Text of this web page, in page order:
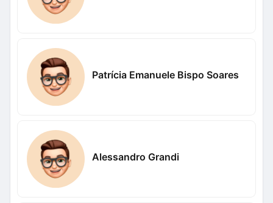
Patrícia Emanuele Bispo Soares
Alessandro Grandi